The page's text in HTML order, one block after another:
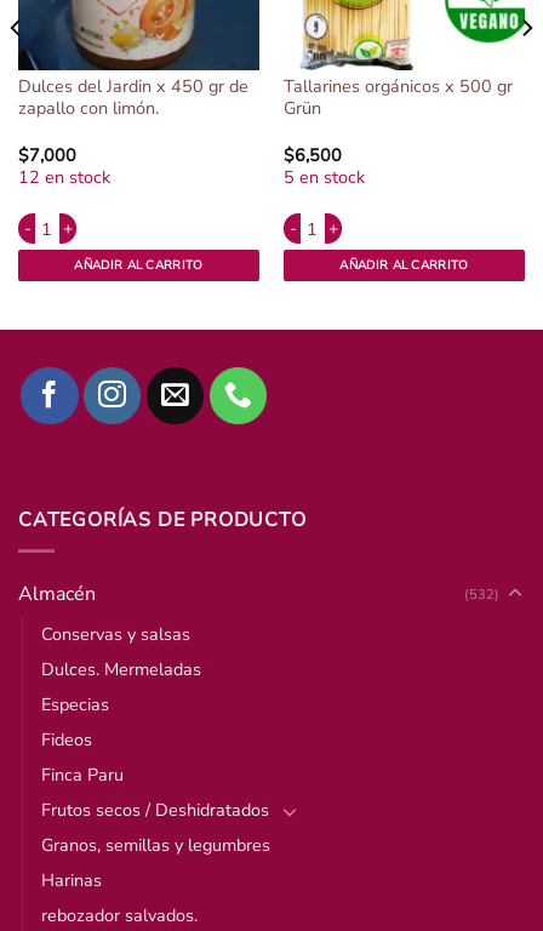
Dulces del Jardin x 450 gr de
zapallo con limón.
$7,000
12 en stock
Dulces del Jardin x 450 gr de zapallo con limón. cantidad
AÑADIR AL CARRITO
Tallarines orgánicos x 500 gr
Grün
$6,500
5 en stock
Tallarines orgánicos x 500 gr Grün
AÑADIR AL CARRITO
SAL x 250 g Oryza tipo provenzal. cantidad
CATEGORÍAS DE PRODUCTO
Almacén (532)
Conservas y salsas
Dulces. Mermeladas
Especias
Fideos
Finca Paru
Frutos secos / Deshidratados
Granos, semillas y legumbres
Harinas
rebozador salvados.